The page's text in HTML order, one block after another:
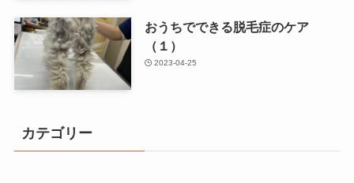
おうちでできる脱毛症のケア
（１）
2023-04-25
カテゴリー